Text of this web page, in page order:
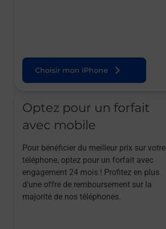
Choisir mon iPhone
Optez pour un forfait
avec mobile
Pour bénéficier du meilleur prix sur votre
téléphone, optez pour un forfait avec
engagement 24 mois ! Profitez en plus
d’une offre de remboursement sur la
majorité de nos téléphones.